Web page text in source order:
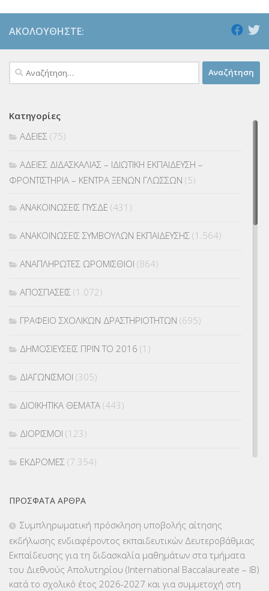
ΑΚΟΛΟΥΘΉΣΤΕ:
Αναζήτηση
για:
Κατηγορίες
ΑΔΕΙΕΣ (75)
ΑΔΕΙΕΣ ΔΙΔΑΣΚΑΛΙΑΣ – ΙΔΙΩΤΙΚΗ ΕΚΠΑΙΔΕΥΣΗ –
ΦΡΟΝΤΙΣΤΗΡΙΑ – ΚΕΝΤΡΑ ΞΕΝΩΝ ΓΛΩΣΣΩΝ (5)
ΑΝΑΚΟΙΝΩΣΕΙΣ ΠΥΣΔΕ (431)
ΑΝΑΚΟΙΝΩΣΕΙΣ ΣΥΜΒΟΥΛΩΝ ΕΚΠΑΙΔΕΥΣΗΣ (1.564)
ΑΝΑΠΛΗΡΩΤΕΣ ΩΡΟΜΙΣΘΙΟΙ (864)
ΑΠΟΣΠΑΣΕΙΣ (1.072)
ΓΡΑΦΕΙΟ ΣΧΟΛΙΚΩΝ ΔΡΑΣΤΗΡΙΟΤΗΤΩΝ (695)
ΔΗΜΟΣΙΕΥΣΕΙΣ ΠΡΙΝ ΤΟ 2016 (1)
ΔΙΑΓΩΝΙΣΜΟΙ (305)
ΔΙΟΙΚΗΤΙΚΑ ΘΕΜΑΤΑ (443)
ΔΙΟΡΙΣΜΟΙ (123)
ΕΚΔΡΟΜΕΣ (7.354)
ΕΠΙΜΟΡΦΩΣΗ Τ.Π.Ε.(10)
ΕΥΡΩΠΑΪΚΑ ΠΡΟΓΡΑΜΜΑΤΑ(230)
ΠΡΌΣΦΑΤΑ ΆΡΘΡΑ
Συμπληρωματική πρόσκληση υποβολής αίτησης
εκδήλωσης ενδιαφέροντος εκπαιδευτικών Δευτεροβάθμιας
Εκπαίδευσης για τη διδασκαλία μαθημάτων στα τμήματα
του Διεθνούς Απολυτηρίου (International Baccalaureate – IB)
κατά το σχολικό έτος 2026-2027 και για συμμετοχή στη